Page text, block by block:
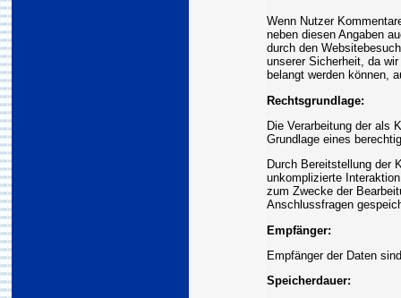
Wenn Nutzer
neben diesen Angaben
durch den
unserer Sicherheit, da
belangt werden können,
Rechtsgrundlage:
Die Verarbeitung der als
Grundlage eines
Durch Bereitstellung der
unkomplizierte
zum Zwecke der
Anschlussfragen
Empfänger:
Empfänger der Daten
Speicherdauer: